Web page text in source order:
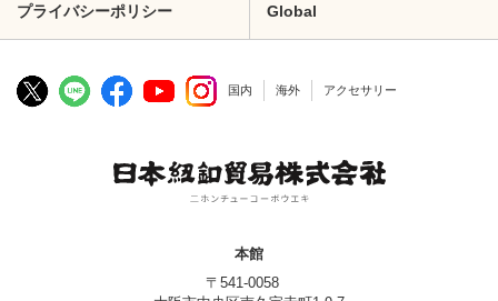
プライバシーポリシー Global
国内 海外 アクセサリー
本館
〒541-0058